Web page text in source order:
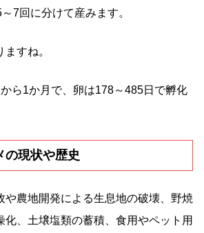
7回に分けて産みます。
すね。
ら1か月で、卵は178～485日で孵化
の現状や歴史
や農地開発による生息地の破壊、野焼
化、土壌塩類の蓄積、食用やペット用